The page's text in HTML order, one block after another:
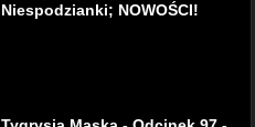
Niespodzianki; NOWOŚCI!